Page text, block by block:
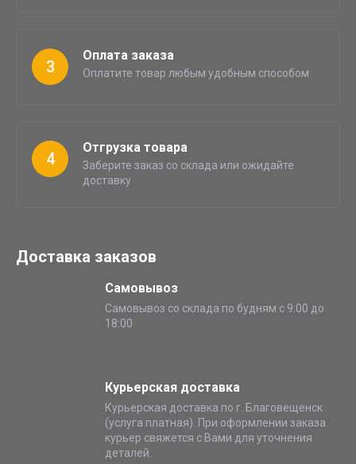
3
Оплата заказа
Оплатите товар любым удобным способом
4
Отгрузка товара
Заберите заказ со склада или ожидайте
доставку
Доставка заказов
Самовывоз
Самовывоз со склада по будням с 9:00 до
18:00
Курьерская доставка
Курьерская доставка по г. Благовещенск
(услуга платная). При оформлении заказа
курьер свяжется с Вами для уточнения
деталей.